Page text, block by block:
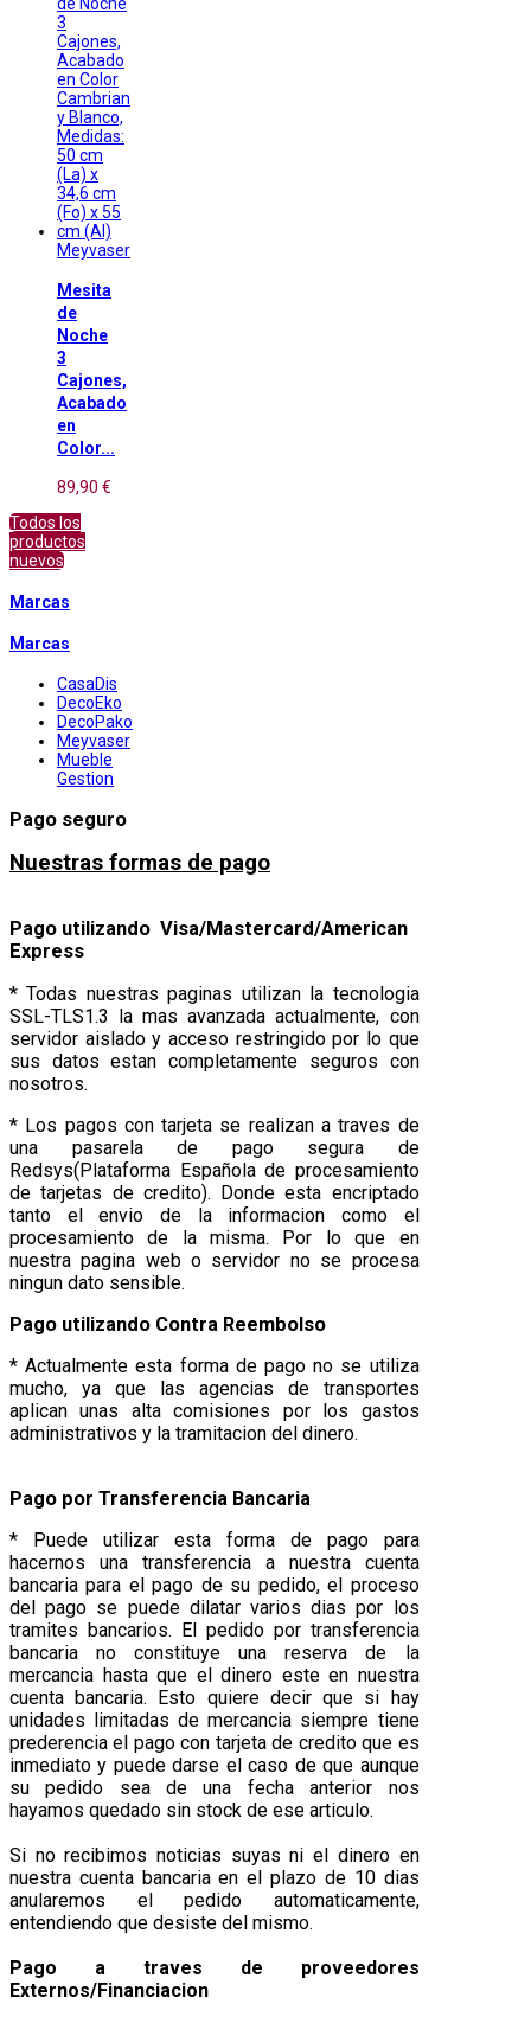
Meyvaser
Mesita
de
Noche
3
Cajones,
Acabado
en
Color...
89,90 €
Todos los
productos
nuevos
Marcas
Marcas
CasaDis
DecoEko
DecoPako
Meyvaser
Mueble
Gestion
Pago seguro
Nuestras formas de pago
Pago utilizando Visa/Mastercard/American
Express
* Todas nuestras paginas utilizan la tecnologia
SSL-TLS1.3 la mas avanzada actualmente, con
servidor aislado y acceso restringido por lo que
sus datos estan completamente seguros con
nosotros.
* Los pagos con tarjeta se realizan a traves de
una pasarela de pago segura de
Redsys(Plataforma Española de procesamiento
de tarjetas de credito). Donde esta encriptado
tanto el envio de la informacion como el
procesamiento de la misma. Por lo que en
nuestra pagina web o servidor no se procesa
ningun dato sensible.
Pago utilizando Contra Reembolso
* Actualmente esta forma de pago no se utiliza
mucho, ya que las agencias de transportes
aplican unas alta comisiones por los gastos
administrativos y la tramitacion del dinero.
Pago por Transferencia Bancaria
* Puede utilizar esta forma de pago para
hacernos una transferencia a nuestra cuenta
bancaria para el pago de su pedido, el proceso
del pago se puede dilatar varios dias por los
tramites bancarios. El pedido por transferencia
bancaria no constituye una reserva de la
mercancia hasta que el dinero este en nuestra
cuenta bancaria. Esto quiere decir que si hay
unidades limitadas de mercancia siempre tiene
prederencia el pago con tarjeta de credito que es
inmediato y puede darse el caso de que aunque
su pedido sea de una fecha anterior nos
hayamos quedado sin stock de ese articulo.
Si no recibimos noticias suyas ni el dinero en
nuestra cuenta bancaria en el plazo de 10 dias
anularemos el pedido automaticamente,
entendiendo que desiste del mismo.
Pago a traves de proveedores
Externos/Financiacion